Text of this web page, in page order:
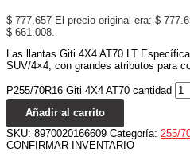
$777.657 El precio original era: $
$ 661.008.
Las llantas Giti 4X4 AT70 LT
SUV/4×4, con grandes atributos para
P255/70R16 Giti 4X4 AT70 cantidad
Añadir al carrito
SKU: 8970020166609 Categoría: 255/
CONFIRMAR INVENTARIO